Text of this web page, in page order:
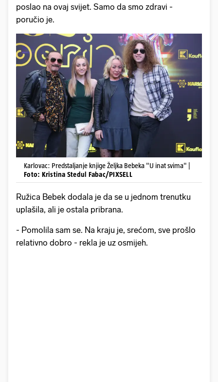
poslao na ovaj svijet. Samo da smo zdravi -
poručio je.
Karlovac: Predstaljanje knjige Željka Bebeka "U inat svima" |
Foto: Kristina Stedul Fabac/PIXSELL
Ružica Bebek dodala je da se u jednom trenutku
uplašila, ali je ostala pribrana.
- Pomolila sam se. Na kraju je, srećom, sve prošlo
relativno dobro - rekla je uz osmijeh.